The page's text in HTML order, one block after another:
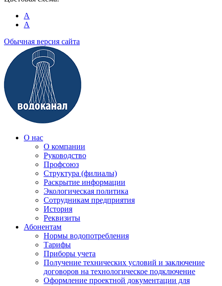
A
A
Обычная версия сайта
О нас
О компании
Руководство
Профсоюз
Структура (филиалы)
Раскрытие информации
Экологическая политика
Сотрудникам предприятия
История
Реквизиты
Абонентам
Нормы водопотребления
Тарифы
Приборы учета
Получение технических условий и заключение
договоров на технологическое подключение
Оформление проектной документации для